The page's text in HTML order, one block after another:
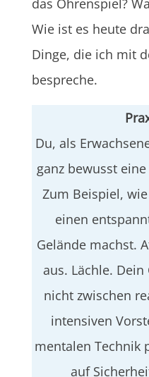
das Ohrenspiel?
Wie ist es heute
Dinge, die ich mit
bespreche.
Du, als
ganz bewusst
Zum Beispiel,
einen
Gelände machst.
aus. Lächle.
nicht zwischen
intensiven
mentalen Technik
auf